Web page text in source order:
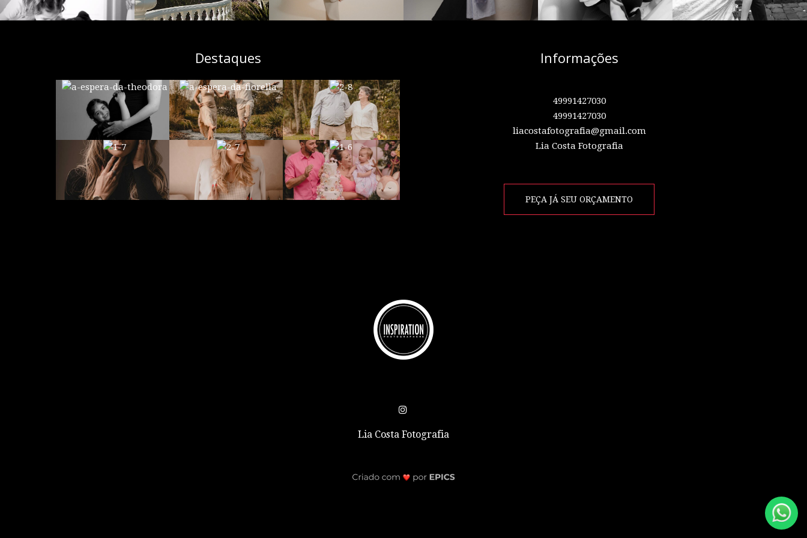
Destaques Informações
49991427030
49991427030
liacostafotografia@gmail.com
Lia Costa Fotografia
PEÇA JÁ SEU ORÇAMENTO
Lia Costa Fotografia